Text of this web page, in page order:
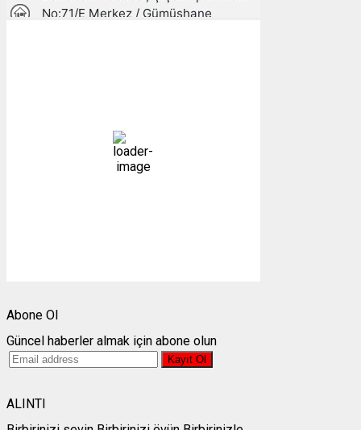
94 %
1016 mb
Abone Ol
Güncel haberler almak için abone olun
ALINTI